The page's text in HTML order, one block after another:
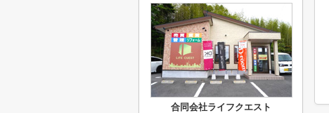
合同会社ライフクエスト